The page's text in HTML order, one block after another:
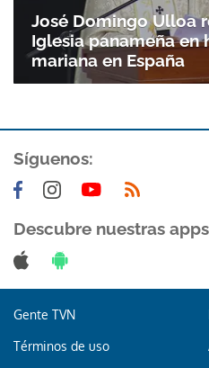
José Domingo Ulloa
Iglesia panameña en
mariana en España
Síguenos:
Descubre nuestras
Gente TVN
Términos de uso